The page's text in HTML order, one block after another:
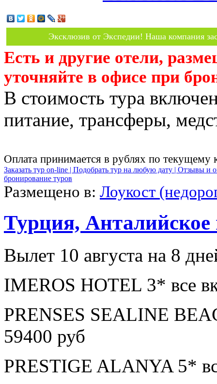
Эксклюзив от Экспедии! Наша компания
Есть и другие отели,
уточняйте в офисе при
В стоимость тура
питание, трансферы,
Оплата принимается в рублях по текущему
Заказать тур on-line | Подобрать тур на любую дату | Отзывы и
бронирование туров
Размещено в: Лоукост
Турция, Анталийское
Вылет 10 августа на 8
IMEROS HOTEL 3* все
PRENSES SEALINE
59400 руб
PRESTIGE ALANYA 5*